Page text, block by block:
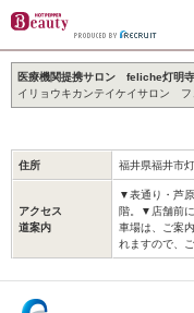
医療機関提携サロン feliche灯明寺
イリョウキカンテイケイサロン
住所 福井県福井市
アクセス
道案内
▼表通り・芦
階。▼店舗前
車場は、ご案
れますので、